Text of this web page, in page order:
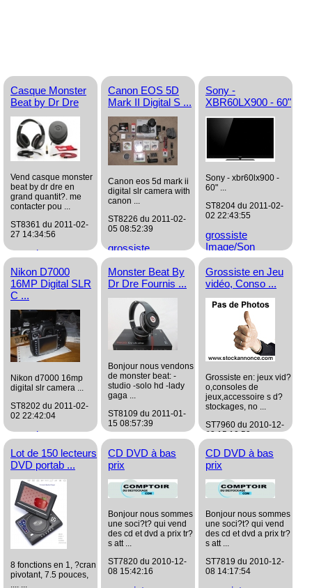
Casque Monster
Beat by Dr Dre
Vend casque monster
beat by dr dre en
grand quantit?. me
contacter pou ...
ST8361 du 2011-02-
27 14:34:56
grossiste
Image/Son
Canon EOS 5D
Mark II Digital S ...
Canon eos 5d mark ii
digital slr camera with
canon ...
ST8226 du 2011-02-
05 08:52:39
grossiste
Image/Son
Sony -
XBR60LX900 - 60"
Sony - xbr60lx900 -
60" ...
ST8204 du 2011-02-
02 22:43:55
grossiste
Image/Son
Nikon D7000
16MP Digital SLR
C ...
Nikon d7000 16mp
digital slr camera ...
ST8202 du 2011-02-
02 22:42:04
grossiste
Image/Son
Monster Beat By
Dr Dre Fournis ...
Bonjour nous vendons
de monster beat: -
studio -solo hd -lady
gaga ...
ST8109 du 2011-01-
15 08:57:39
grossiste
Image/Son
Grossiste en Jeu
vidéo, Conso ...
Grossiste en: jeux vid?
o,consoles de
jeux,accessoire s d?
stockages, no ...
ST7960 du 2010-12-
23 15:10:59
grossiste
Image/Son
Lot de 150 lecteurs
DVD portab ...
8 fonctions en 1, ?cran
pivotant, 7.5 pouces,
.... ...
CD DVD à bas
prix
Bonjour nous sommes
une soci?t? qui vend
des cd et dvd a prix tr?
s att ...
ST7820 du 2010-12-
08 15:42:16
CD DVD à bas
prix
Bonjour nous sommes
une soci?t? qui vend
des cd et dvd a prix tr?
s att ...
ST7819 du 2010-12-
08 14:17:54